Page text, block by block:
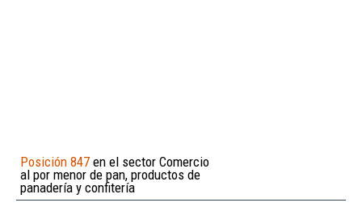
Posición 847 en el sector Comercio
al por menor de pan, productos de
panadería y confitería